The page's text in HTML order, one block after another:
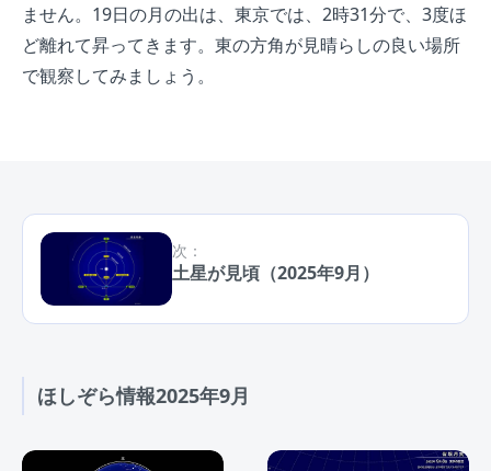
ません。19日の月の出は、東京では、2時31分で、3度ほ
ど離れて昇ってきます。東の方角が見晴らしの良い場所
で観察してみましょう。
次：
土星が見頃（2025年9月）
ほしぞら情報2025年9月